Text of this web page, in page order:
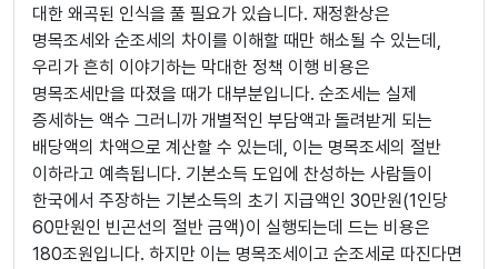
대한 왜곡된 인식을 풀 필요가 있습니다. 재정환상은
명목조세와 순조세의 차이를 이해할 때만 해소될 수 있는데,
우리가 흔히 이야기하는 막대한 정책 이행 비용은
명목조세만을 따졌을 때가 대부분입니다. 순조세는 실제
증세하는 액수 그러니까 개별적인 부담액과 돌려받게 되는
배당액의 차액으로 계산할 수 있는데, 이는 명목조세의 절반
이하라고 예측됩니다. 기본소득 도입에 찬성하는 사람들이
한국에서 주장하는 기본소득의 초기 지급액인 30만원(1인당
60만원인 빈곤선의 절반 금액)이 실행되는데 드는 비용은
180조원입니다. 하지만 이는 명목조세이고 순조세로 따진다면